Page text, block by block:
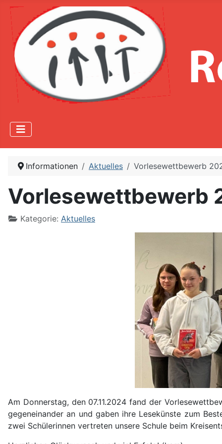
Informationen Aktuelles Vorlesewettbewerb
Vorlesewettbewerb
Kategorie: Aktuelles
Am Donnerstag, den 07.11.2024 fand der
gegeneinander an und gaben ihre Lesekünste zum
zwei Schülerinnen vertreten unsere Schule beim